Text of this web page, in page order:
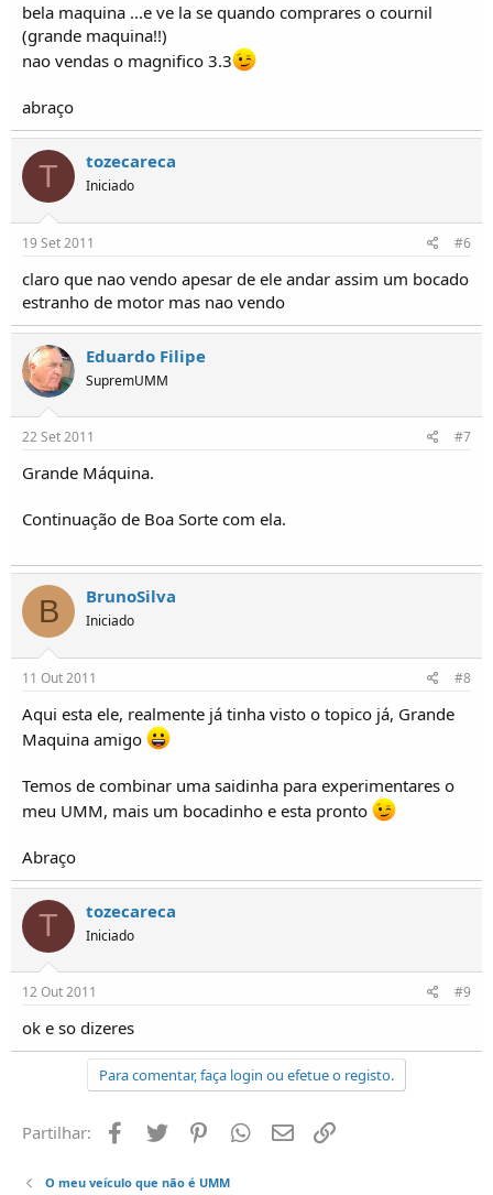
bela maquina ...e ve la se quando comprares o cournil
(grande maquina!!)
nao vendas o magnifico 3.3
abraço
T tozecareca
Iniciado
19 Set 2011 #6
claro que nao vendo apesar de ele andar assim um bocado
estranho de motor mas nao vendo
Eduardo Filipe
SupremUMM
22 Set 2011 #7
Grande Máquina.
Continuação de Boa Sorte com ela.
B BrunoSilva
Iniciado
11 Out 2011 #8
Aqui esta ele, realmente já tinha visto o topico já, Grande
Maquina amigo
Temos de combinar uma saidinha para experimentares o
meu UMM, mais um bocadinho e esta pronto
Abraço
T tozecareca
Iniciado
12 Out 2011 #9
ok e so dizeres
Para comentar, faça login ou efetue o registo.
Partilhar: Facebook
Twitter PinterestWhatsapp
Email
O meu veículo que não é UMM